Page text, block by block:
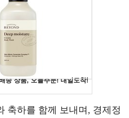
축하를 함께 보내며, 경제정